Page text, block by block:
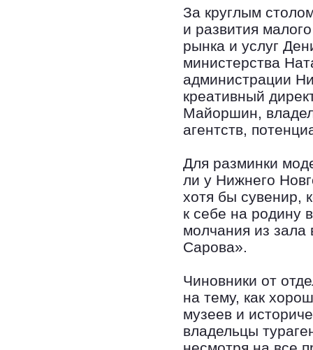
За круглым
и развития
рынка и услуг
министерства
администрации
креативный
Майоршин,
агентств,
Для разминки
ли у Нижнего
хотя бы сувенир,
к себе на родину
молчания из
Сарова».
Чиновники от
на тему, как
музеев и
владельцы